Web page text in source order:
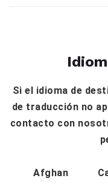
Si el idioma de
de traducción no
contacto con
Afghan